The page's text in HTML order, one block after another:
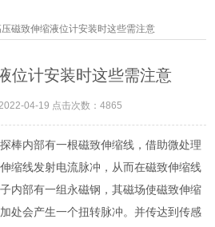
磁致伸缩液位计安装时这些需注意
位计安装时这些需注意
04-19 点击次数：4865
棒内部有一根磁致伸缩线，借助微处理
缩线发射电流脉冲，从而在磁致伸缩线
内部有一组永磁钢，其磁场使磁致伸缩
处会产生一个扭转脉冲。并传达到传感